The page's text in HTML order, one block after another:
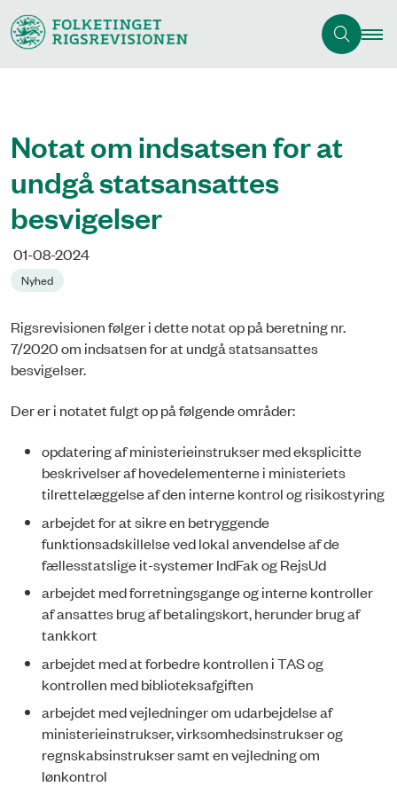
Notat om indsatsen for at
undgå statsansattes
besvigelser
01-08-2024
Nyhed
Rigsrevisionen følger i dette notat op på beretning nr.
7/2020 om indsatsen for at undgå statsansattes
besvigelser.
Der er i notatet fulgt op på følgende områder:
opdatering af ministerieinstrukser med eksplicitte
beskrivelser af hovedelementerne i ministeriets
tilrettelæggelse af den interne kontrol og risikostyring
arbejdet for at sikre en betryggende
funktionsadskillelse ved lokal anvendelse af de
fællesstatslige it-systemer IndFak og RejsUd
arbejdet med forretningsgange og interne kontroller
af ansattes brug af betalingskort, herunder brug af
tankkort
arbejdet med at forbedre kontrollen i TAS og
kontrollen med biblioteksafgiften
arbejdet med vejledninger om udarbejdelse af
ministerieinstrukser, virksomhedsinstrukser og
regnskabsinstrukser samt en vejledning om
lønkontrol